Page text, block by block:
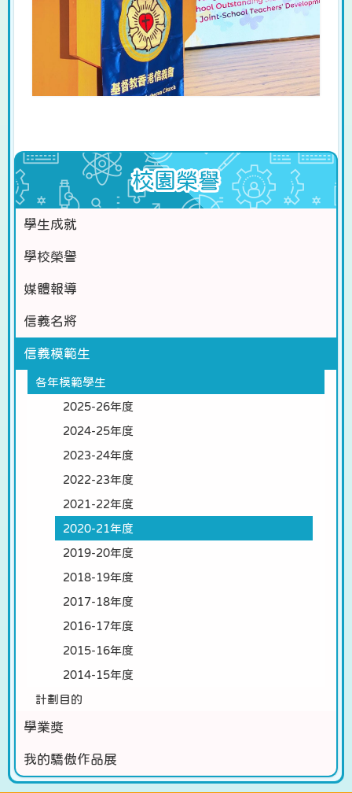
校園榮譽
學生成就
學校榮譽
媒體報導
信義名將
信義模範生
各年模範學生
2025-26年度
2024-25年度
2023-24年度
2022-23年度
2021-22年度
2020-21年度
2019-20年度
2018-19年度
2017-18年度
2016-17年度
2015-16年度
2014-15年度
計劃目的
學業獎
我的驕傲作品展